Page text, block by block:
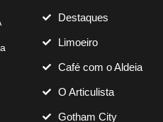
Destaques
Limoeiro
Café com o Aldeia
O Articulista
Gotham City